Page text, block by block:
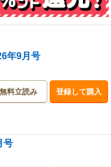
読切】『マムマムバーガー
ラー版』（原作：タカヒロ
年9月号
無料立読み 登録して購入
号